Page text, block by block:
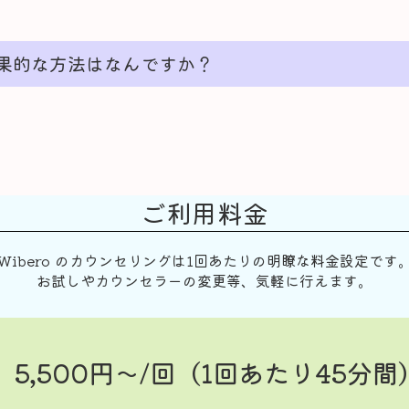
的な方法はなんですか？
ご利用料金
のカウンセリングは1回あたりの明瞭な料金設定です。
お試しやカウンセラーの変更等、気軽に行えます。
5,500円〜/回（1回あたり45分間）